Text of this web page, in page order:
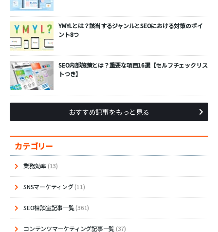
YMYLとは？該当するジャンルとSEOにおける対策のポイ
ント8つ
SEO内部施策とは？重要な項目16選【セルフチェックリス
トつき】
おすすめ記事をもっと見る
カテゴリー
業務効率 (13)
SNSマーケティング(11)
SEO相談室記事一覧(361)
コンテンツマーケティング記事一覧(37)